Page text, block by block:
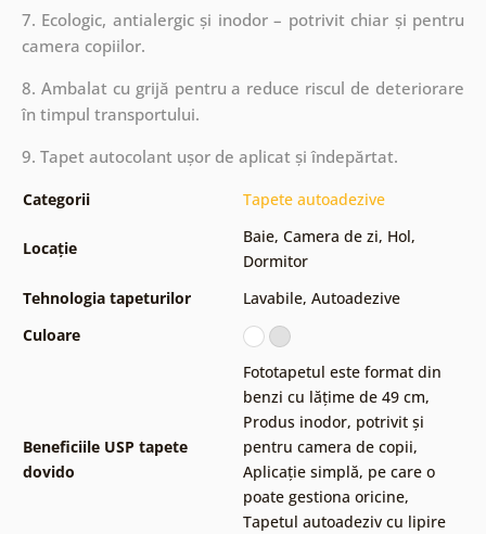
7. Ecologic, antialergic și inodor – potrivit chiar și pentru
camera copiilor.
8. Ambalat cu grijă pentru a reduce riscul de deteriorare
în timpul transportului.
9. Tapet autocolant ușor de aplicat și îndepărtat.
Categorii Tapete autoadezive
Locație
Baie, Camera de zi, Hol,
Dormitor
Tehnologia tapeturilor
Lavabile, Autoadezive
Culoare
Beneficiile USP tapete
dovido
Fototapetul este format din
benzi cu lățime de 49 cm,
Produs inodor, potrivit și
pentru camera de copii,
Aplicație simplă, pe care o
poate gestiona oricine,
Tapetul autoadeziv cu lipire